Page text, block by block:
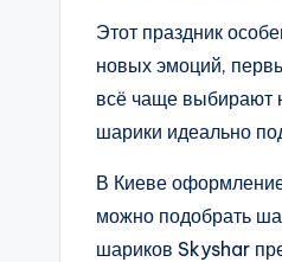
Этот праздник
новых эмоций,
всё чаще выбирают
шарики идеально
В Киеве
можно подобрать
шариков Skyshar